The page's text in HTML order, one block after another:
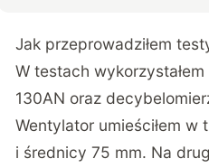
Jak przeprowadziłem
W testach
130AN oraz
Wentylator umieściłem w
i średnicy 75 mm. Na